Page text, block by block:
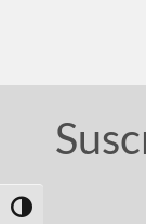
Toggle High Contrast